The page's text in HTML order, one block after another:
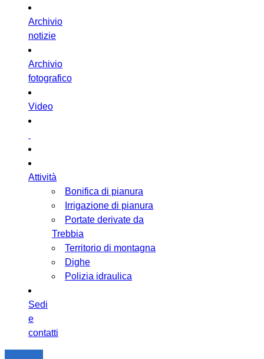
Archivio
notizie
Archivio
fotografico
Video
Attività
Bonifica di pianura
Irrigazione di pianura
Portate derivate da
Trebbia
Territorio di montagna
Dighe
Polizia idraulica
Sedi
e
contatti